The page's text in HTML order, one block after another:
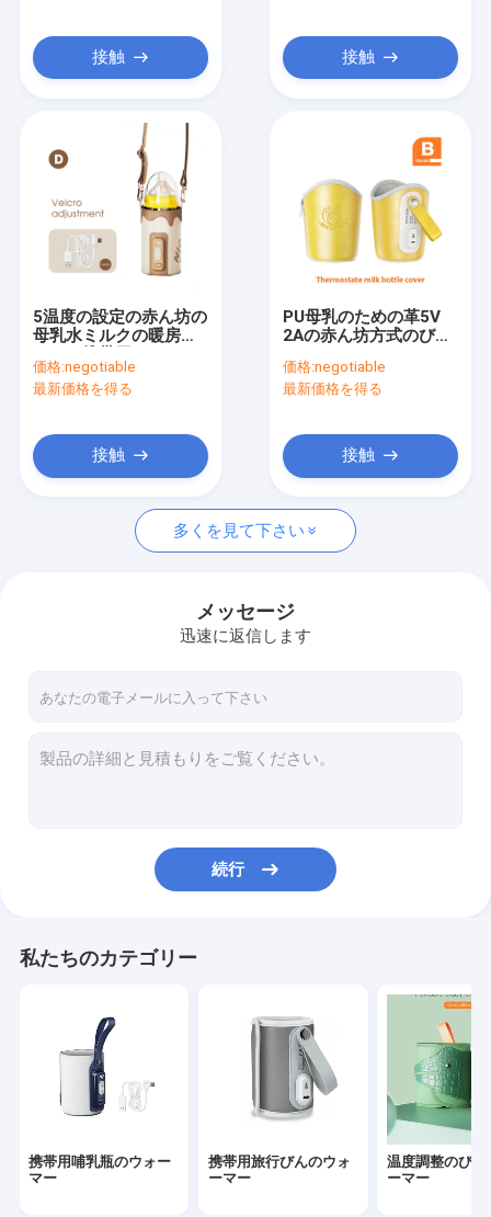
プロダクト
私達について
工場旅行
私達に連絡しなさい
ニュース
場合
携帯用哺乳瓶のウォーマー
温度調整のびんのウォーマー
フリップ帽子の哺乳瓶
ベビーバスブラシ
ベビー スプーン と フォーク
ナイトアンドデイ・シューシファー
スリップキャップシッピカップ
接触 接触
5温度の設定の赤ん坊の
母乳水ミルクの暖房の
ォーマー
価格:negotiable
最新価格を得る
接触
PU母乳のための革5V
2Aの赤ん坊方式のびん
価格:negotiable
最新価格を得る
接触
多くを見て下さい
メッセージ
迅速に返信します
続行
私たちのカテゴリー
携帯用哺乳瓶のウォー
マー
携帯用旅行びんのウォ
ーマー
温度調整のびん
ーマー